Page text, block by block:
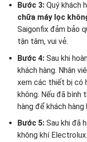
Bước 3:Quý khách
chữa máy lọc
Saigonfix đảm bảo
tận tâm, vui vẻ.
Bước 4:Sau khi
khách hàng. Nhân
xem các thiết bị có
không. Nếu đã
hàng để khách hàng
Bước 5:Sau khi đã
không khí